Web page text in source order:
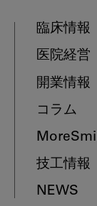
臨床情報
医院経営
開業情報
コラム
技工情報
NEWS